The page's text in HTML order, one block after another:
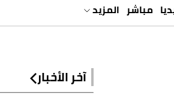
مباشر المزيد
آخر الأخبار